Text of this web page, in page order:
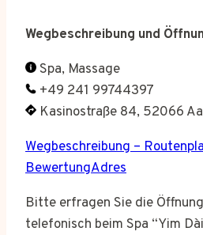
Wegbeschreibung und
Spa, Massage
+49 241 99744397
Kasinostraße 84, 52066
Wegbeschreibung –
BewertungAdres
Bitte erfragen Sie die
telefonisch beim Spa “Yim